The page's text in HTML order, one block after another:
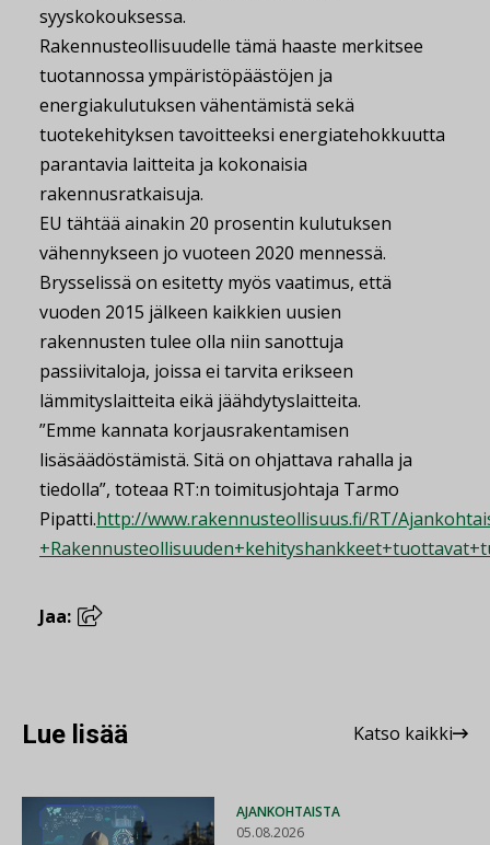
syyskokouksessa.
Rakennusteollisuudelle tämä haaste merkitsee
tuotannossa ympäristöpäästöjen ja
energiakulutuksen vähentämistä sekä
tuotekehityksen tavoitteeksi energiatehokkuutta
parantavia laitteita ja kokonaisia
rakennusratkaisuja.
EU tähtää ainakin 20 prosentin kulutuksen
vähennykseen jo vuoteen 2020 mennessä.
Brysselissä on esitetty myös vaatimus, että
vuoden 2015 jälkeen kaikkien uusien
rakennusten tulee olla niin sanottuja
passiivitaloja, joissa ei tarvita erikseen
lämmityslaitteita eikä jäähdytyslaitteita.
”Emme kannata korjausrakentamisen
lisäsäädöstämistä. Sitä on ohjattava rahalla ja
tiedolla”, toteaa RT:n toimitusjohtaja Tarmo
Pipatti.http://www.rakennusteollisuus.fi/RT/
Jaa:
Lue lisää Katso kaikki
AJANKOHTAISTA
05.08.2026